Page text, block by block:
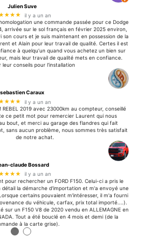
Julien Suve
il y a un an
une commande passée pour ce Dodge
arrivée sur le sol français en février 2025 environ,
son cours et je suis maintenant en possession de la
et Alain pour leur travail de qualité. Certes il est
à quelqu’un quand vous achetez un bien sur
mais leur travail de qualité mets en confiance.
leur conseils pour l’installation
sebastien Caraux
il y a un an
2019 avec 23000km au compteur, conseillé
ce petit mot pour remercier Laurent qui nous
bout, et merci au garage des flandres qui fait
sans aucun problème, nous sommes très satisfait
de notre achat.
claude Bossard
il y a un an
pour rechercher un FORD F150. Celui-ci a pris le
détail la démarche d'importation et m'a envoyé une
certains pouvaient m'intéresser, il m'a fourni
du véhicule, carfax, prix total importé....).
sur un F150 V8 de 2020 vendu en ALLEMAGNE en
Tout a été bouclé en 4 mois et demi (de la
à la carte grise).
● ●